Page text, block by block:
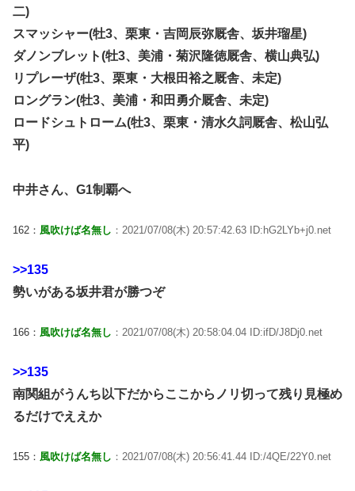
二)
スマッシャー(牡3、栗東・吉岡辰弥厩舎、坂井瑠星)
ダノンブレット(牡3、美浦・菊沢隆徳厩舎、横山典弘)
リプレーザ(牡3、栗東・大根田裕之厩舎、未定)
ロングラン(牡3、美浦・和田勇介厩舎、未定)
ロードシュトローム(牡3、栗東・清水久詞厩舎、松山弘
平)
中井さん、G1制覇へ
162： 風吹けば名無し ：2021/07/08(木) 20:57:42.63 ID:hG2LYb+j0.net
>>135
勢いがある坂井君が勝つぞ
166： 風吹けば名無し ：2021/07/08(木) 20:58:04.04 ID:ifD/J8Dj0.net
>>135
南関組がうんち以下だからここからノリ切って残り見極め
るだけでええか
155： 風吹けば名無し ：2021/07/08(木) 20:56:41.44 ID:/4QE/22Y0.net